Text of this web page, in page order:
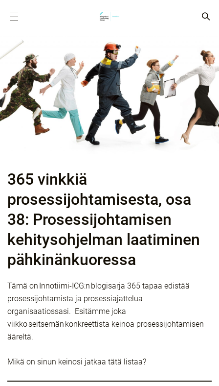
365 vinkkiä
prosessijohtamisesta, osa
38: Prosessijohtamisen
kehitysohjelman laatiminen
pähkinänkuoressa
Tämä on Innotiimi-ICG:n blogisarja 365 tapaa edistää
prosessijohtamista ja prosessiajattelua
organisaatiossasi. Esitämme joka
viikko seitsemän konkreettista keinoa prosessijohtamisen
ääreltä.
Mikä on sinun keinosi jatkaa tätä listaa?